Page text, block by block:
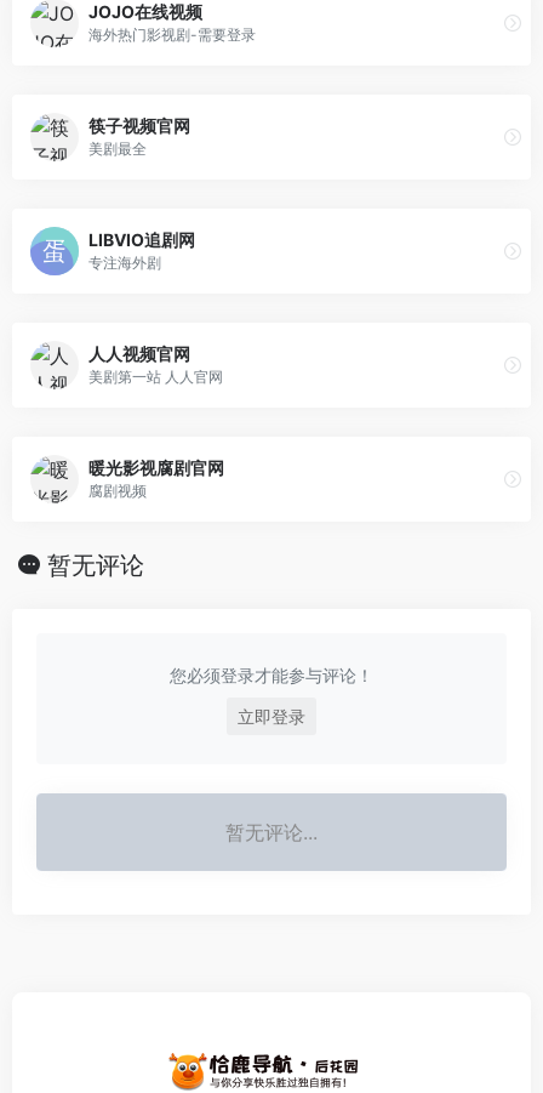
JOJO在线视频
海外热门影视剧-需要登录
筷子视频官网
美剧最全
LIBVIO追剧网
专注海外剧
人人视频官网
美剧第一站 人人官网
暖光影视腐剧官网
腐剧视频
暂无评论
您必须登录才能参与评论！
立即登录
暂无评论...